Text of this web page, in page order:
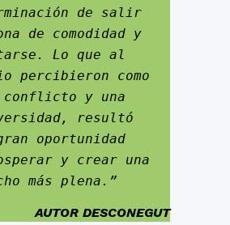
de salir
de comodidad y
Lo que al
percibieron como
conflicto y una
resultó
oportunidad
y crear una
más plena.”
AUTOR DESCONEGUT